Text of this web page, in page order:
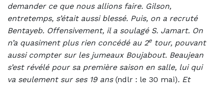
demander ce que nous allions faire. Gilson,
entretemps, s’était aussi blessé. Puis, on a recruté
Bentayeb. Offensivement, il a soulagé S. Jamart. On
n’a quasiment plus rien concédé au 2etour, pouvant
aussi compter sur les jumeaux Boujabout. Beaujean
s’est révélé pour sa première saison en salle, lui qui
va seulement sur ses 19 ans (ndlr : le 30 mai). Et